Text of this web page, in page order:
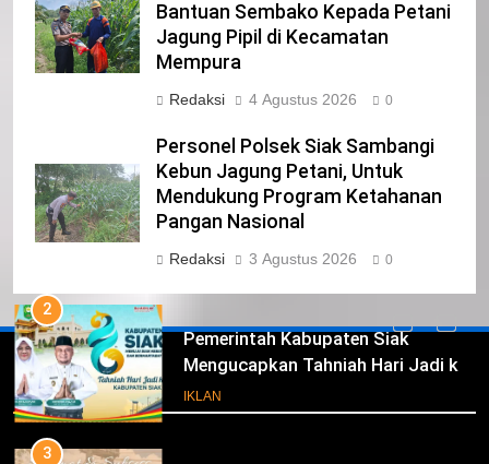
Bantuan Sembako Kepada Petani
Jagung Pipil di Kecamatan
Mempura
Redaksi 4 Agustus 2026 0
Personel Polsek Siak Sambangi
Kebun Jagung Petani, Untuk
Mendukung Program Ketahanan
Pangan Nasional
Redaksi 3 Agustus 2026 0
Iklan
23
NURGARAHA HARPAL NOVTEN, SH
CALON ANGGOTA DPRD PROVINSI
DKI JAKARTA
IKLAN
1
Pimpinan Beserta Anggota DPRD
Kabupaten Siak Mengucapkan
IKLAN
2
Pemerintah Kabupaten Siak
Mengucapkan Tahniah Hari Jadi ke-
26 Kabupaten Siak
IKLAN
3